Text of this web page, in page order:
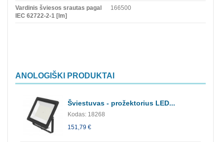
Vardinis šviesos srautas pagal
IEC 62722-2-1 [lm]
166500
ANOLOGIŠKI PRODUKTAI
Šviestuvas - prožektorius LED...
Kodas: 18268
151,79 €